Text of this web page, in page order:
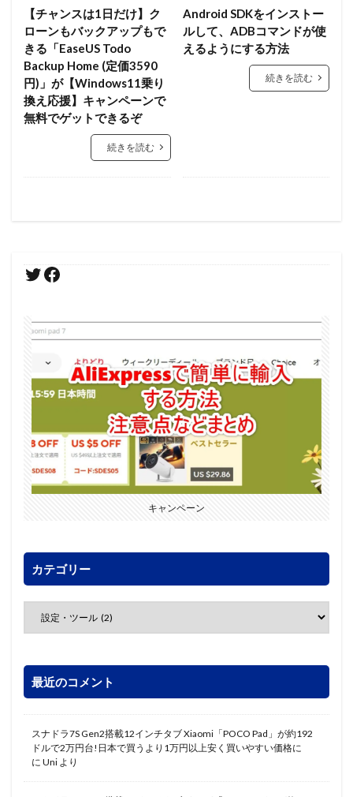
【チャンスは1日だけ】ク
ローンもバックアップもで
きる「EaseUS Todo
Backup Home (定価3590
円)」が【Windows11乗り
換え応援】キャンペーンで
無料でゲットできるぞ
続きを読む
Android SDKをインストー
ルして、ADBコマンドが使
えるようにする方法
続きを読む
キャンペーン
カテゴリー
最近のコメント
スナドラ7S Gen2搭載12インチタブ Xiaomi「POCO Pad」が約192
ドルで2万円台!日本で買うより1万円以上安く買いやすい価格に
に Uni より